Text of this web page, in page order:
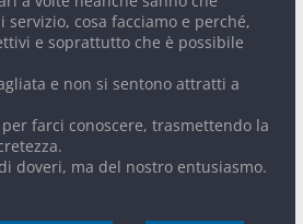
cosa facciamo e perché,
e soprattutto che è possibile
e non si sentono attratti a
farci conoscere, trasmettendo la
doveri, ma del nostro entusiasmo.